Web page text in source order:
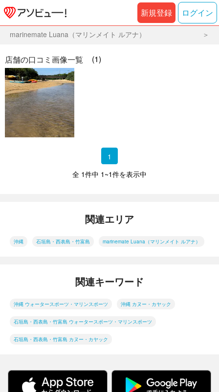
新規登録 ログイン
marinemate Luana（マリンメイト ルアナ）
店舗の口コミ画像一覧 (1)
1
全 1件中 1~1件を表示中
関連エリア
沖縄 石垣島・西表島・竹富島 marinemate Luana（マリンメイト ルアナ）
関連キーワード
沖縄 ウォータースポーツ・マリンスポーツ 沖縄 カヌー・カヤック
石垣島・西表島・竹富島 ウォータースポーツ・マリンスポーツ
石垣島・西表島・竹富島 カヌー・カヤック